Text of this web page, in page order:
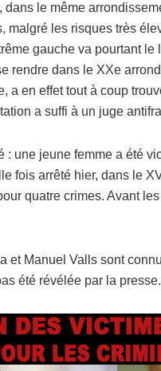
le même
malgré les risques très
gauche va pourtant
rendre dans le XXe
a en effet tout à coup
a suffi à un juge
: une jeune femme a été
fois arrêté hier, dans le
quatre crimes. Avant
et Manuel Valls sont
été révélée par la presse.